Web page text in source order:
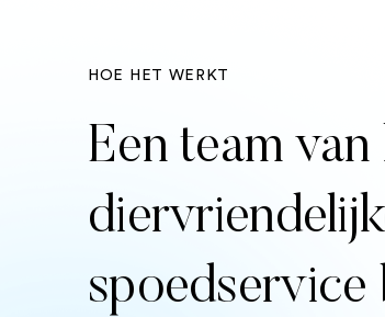
HOE HET WERKT
Een team
spoedservice